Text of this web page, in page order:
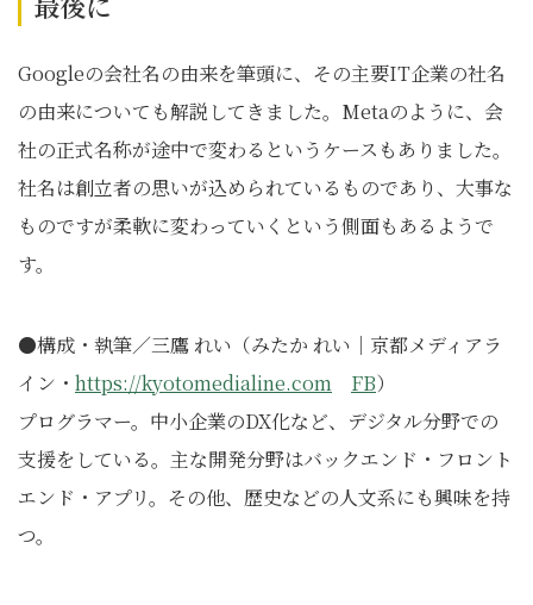
Googleの会社名の由来を筆頭に、その主要IT企業の社名
の由来についても解説してきました。Metaのように、会
社の正式名称が途中で変わるというケースもありました。
社名は創立者の思いが込められているものであり、大事な
ものですが柔軟に変わっていくという側面もあるようで
す。
●構成・執筆／三鷹 れい（みたか れい｜京都メディアラ
イン・ https://kyotomedialine.com FB）
プログラマー。中小企業のDX化など、デジタル分野での
支援をしている。主な開発分野はバックエンド・フロント
エンド・アプリ。その他、歴史などの人文系にも興味を持
つ。